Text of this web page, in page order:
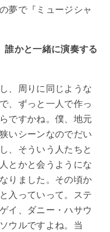
夢で『ミュージシャ
かと一緒に演奏する
、周りに同じような
、ずっと一人で作っ
ですかね。僕、地元
いシーンなのでだい
、そういう人たちと
とかと会うようにな
りました。その頃か
入っていって。ステ
イ、ダニー・ハサウ
ウルですよね。当